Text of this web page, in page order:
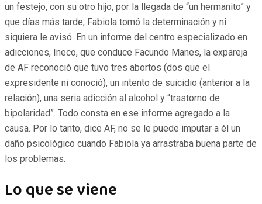
un festejo, con su otro hijo, por la llegada de “un hermanito” y
que días más tarde, Fabiola tomó la determinación y ni
siquiera le avisó. En un informe del centro especializado en
adicciones, Ineco, que conduce Facundo Manes, la expareja
de AF reconoció que tuvo tres abortos (dos que el
expresidente ni conoció), un intento de suicidio (anterior a la
relación), una seria adicción al alcohol y “trastorno de
bipolaridad”. Todo consta en ese informe agregado a la
causa. Por lo tanto, dice AF, no se le puede imputar a él un
daño psicológico cuando Fabiola ya arrastraba buena parte de
los problemas.
Lo que se viene